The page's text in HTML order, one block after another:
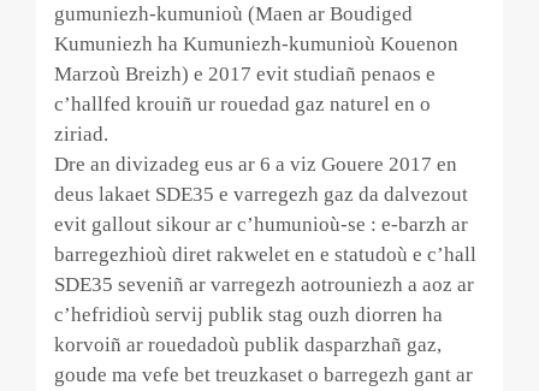
gumuniezh-kumunioù (Maen ar Boudiged
Kumuniezh ha Kumuniezh-kumunioù Kouenon
Marzoù Breizh) e 2017 evit studiañ penaos e
c’hallfed krouiñ ur rouedad gaz naturel en o
ziriad.
Dre an divizadeg eus ar 6 a viz Gouere 2017 en
deus lakaet SDE35 e varregezh gaz da dalvezout
evit gallout sikour ar c’humunioù-se : e-barzh ar
barregezhioù diret rakwelet en e statudoù e c’hall
SDE35 seveniñ ar varregezh aotrouniezh a aoz ar
c’hefridioù servij publik stag ouzh diorren ha
korvoiñ ar rouedadoù publik dasparzhañ gaz,
goude ma vefe bet treuzkaset o barregezh gant ar